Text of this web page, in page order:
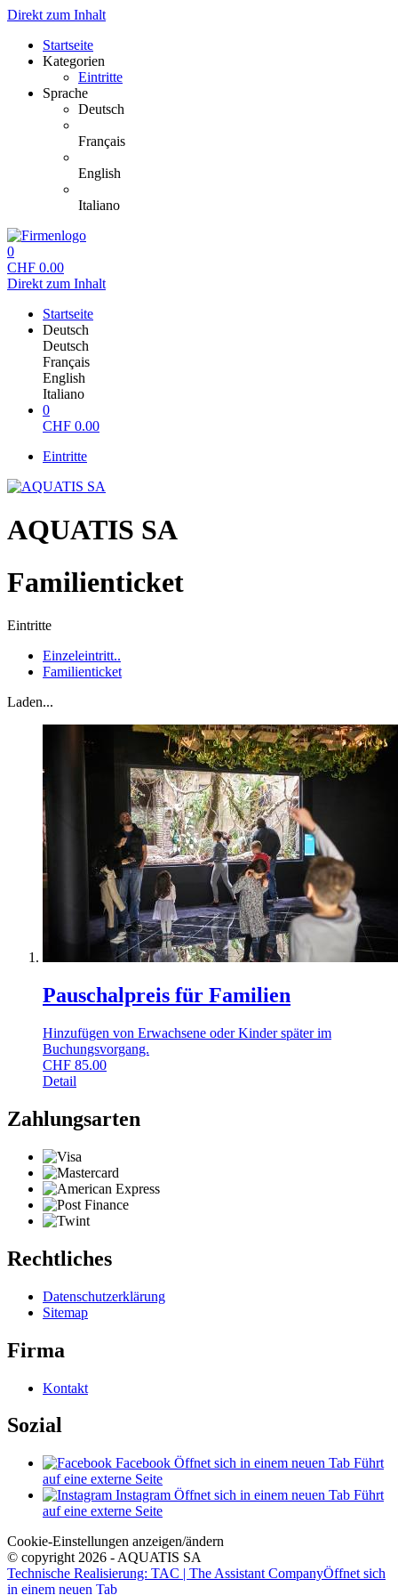
Direkt zum Inhalt
Startseite
Kategorien
Eintritte
Sprache
Deutsch
Français
English
Italiano
0
CHF 0.00
Direkt zum Inhalt
Startseite
Deutsch
Deutsch
Français
English
Italiano
0
CHF 0.00
Eintritte
AQUATIS SA
Familienticket
Eintritte
Einzeleintritt..
Familienticket
Laden...
Pauschalpreis für Familien
Hinzufügen von Erwachsene oder Kinder später im
Buchungsvorgang.
CHF 85.00
Detail
Zahlungsarten
Rechtliches
Datenschutzerklärung
Sitemap
Firma
Kontakt
Sozial
Facebook Öffnet sich in einem neuen Tab Führt
auf eine externe Seite
Instagram Öffnet sich in einem neuen Tab Führt
auf eine externe Seite
Cookie-Einstellungen anzeigen/ändern
© copyright 2026 - AQUATIS SA
Technische Realisierung: TAC | The Assistant CompanyÖffnet sich
in einem neuen Tab